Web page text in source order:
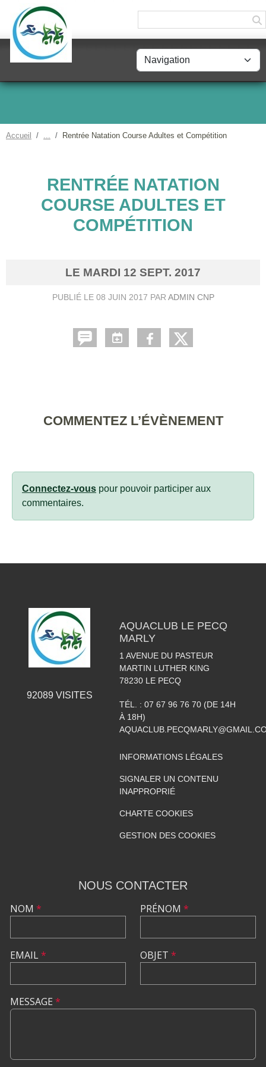
Accueil Rentrée Natation Course Adultes et Compétition
RENTRÉE NATATION
COURSE ADULTES ET
COMPÉTITION
LE MARDI 12 SEPT. 2017
PUBLIÉ LE 08 JUIN 2017 PAR ADMIN CNP
COMMENTEZ L’ÉVÈNEMENT
Connectez-vous pour pouvoir participer aux
commentaires.
92089 VISITES
AQUACLUB LE PECQ
MARLY
1 AVENUE DU PASTEUR
MARTIN LUTHER KING
78230 LE PECQ
TÉL. : 07 67 96 76 70 (DE 14H
À 18H)
INFORMATIONS LÉGALES
SIGNALER UN CONTENU
INAPPROPRIÉ
CHARTE COOKIES
GESTION DES COOKIES
NOUS CONTACTER
NOM *
EMAIL*
PRÉNOM *
OBJET *
MESSAGE *
Panneau de gestion des cookies